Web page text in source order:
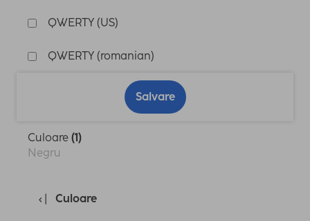
QWERTY (US)
QWERTY (romanian)
Salvare
Culoare (1)
Negru
Culoare